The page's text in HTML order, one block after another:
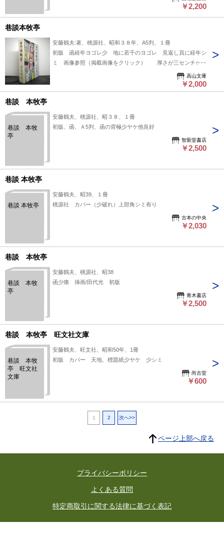
￥2,200
巷談本牧亭
安藤鶴夫:著、桃源社、昭和３８年、A5判、１冊
初版 函経年ヨゴレ少 地に若干のヨゴレ 見返し頁に経年シ
ミ 画像参照（掲載画像をクリック） 厚さが三センチを超
高山文庫
￥2,000
巷談 本牧亭
巷談 本牧
亭
安藤鶴夫、桃源社、昭３８、１冊
初版、函、Ａ5判、函の背極少ヤケ他良好
智新堂書店
￥2,500
巷談 本牧亭
巷談 本牧亭
安藤鶴夫、昭39、１冊
桃源社 カバー（少破れ）上部角シミ有り
古本の中央
￥2,030
巷談 本牧亭
巷談 本牧
亭
安藤鶴夫、桃源社、昭38
函少痛 挿画/田代光 初版
青木書店
￥2,500
巷談 本牧亭 旺文社文庫
巷談 本牧
亭 旺文社
文庫
安藤鶴夫、旺文社、昭和50年、1冊
初版 カバー 天地、標題紙少ヤケ 少シミ
尚古堂
￥600
1 2 次へ>>
ページ上部へ戻る
プライバシーポリシー
よくある質問
特定商取引に関する法律に基づく表記